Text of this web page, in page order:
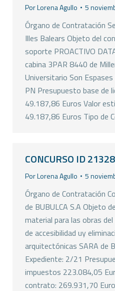
PorLorena Agullo 5
Órgano de Contratación
Illes Balears Objeto del
soporte PROACTIVO
cabina 3PAR 8440 de
Universitario Son
PN Presupuesto base de
49.187,86 Euros Valor
49.187,86 Euros Tipo de
CONCURSO ID
PorLorena Agullo 5
Órgano de Contratación
de BUBULCA S.A Objeto
material para las obras
de accesibilidad uy
arquitectónicas SARA de
Expediente: 2/21
impuestos 223.084,05
contrato: 269.931,70